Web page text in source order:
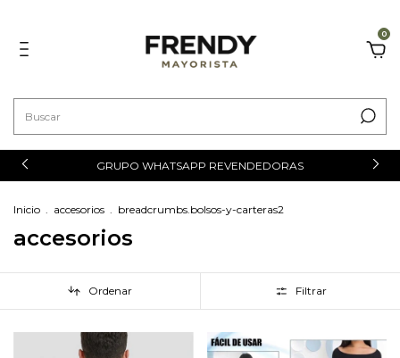
0
GRUPO WHATSAPP REVENDEDORAS
Inicio . accesorios . breadcrumbs.bolsos-y-carteras2
accesorios
Ordenar Filtrar